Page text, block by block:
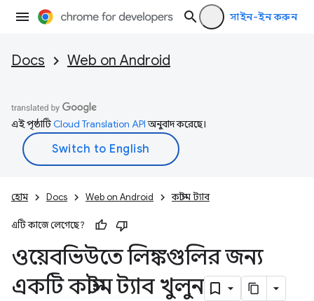
সাইন-ইন করুন
Docs Web on Android
এই পৃষ্ঠাটিCloud Translation APIঅনুবাদ করেছে।
হোম Docs Web on Android কাস্টম ট্যাব
এটি কাজে লেগেছে?
ওয়েবভিউতে লিঙ্কগুলির জন্য
একটি কাস্টম ট্যাব খুলুন